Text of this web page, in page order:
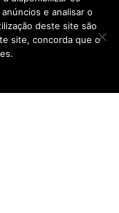
em Portugal, e
A data…
e analisar o
deste site são
site, concorda que o